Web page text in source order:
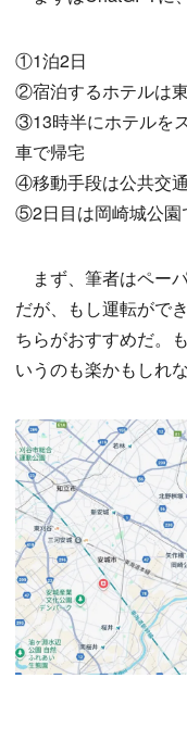
①1泊2日
②宿泊するホテルは
③13時半にホテルを
車で帰宅
④移動手段は公共交
⑤2日目は岡崎城公園
まず、筆者はペー
だが、もし運転がで
ちらがおすすめだ。
いうのも楽かもしれな